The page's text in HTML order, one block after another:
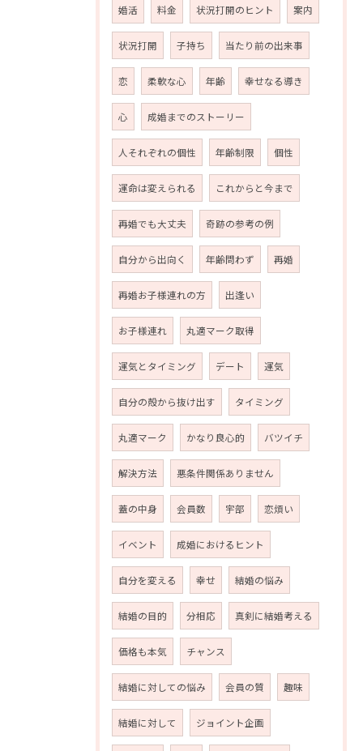
婚活 料金 状況打開のヒント 案内
状況打開 子持ち 当たり前の出来事
恋 柔軟な心 年齢 幸せなる導き
心 成婚までのストーリー
人それぞれの個性 年齢制限 個性
運命は変えられる これからと今まで
再婚でも大丈夫 奇跡の参考の例
自分から出向く 年齢問わず 再婚
再婚お子様連れの方 出逢い
お子様連れ 丸適マーク取得
運気とタイミング デート 運気
自分の殻から抜け出す タイミング
丸適マーク かなり良心的 バツイチ
解決方法 悪条件関係ありません
蓋の中身 会員数 宇部 恋煩い
イベント 成婚におけるヒント
自分を変える 幸せ 結婚の悩み
結婚の目的 分相応 真剣に結婚考える
価格も本気 チャンス
結婚に対しての悩み 会員の質 趣味
結婚に対して ジョイント企画